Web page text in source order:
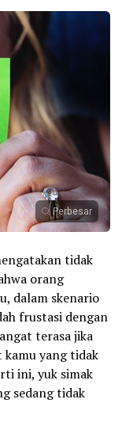
Perbesar
tidak
orang
dalam skenario
frustasi dengan
terasa jika
yang tidak
ini, yuk simak
sedang tidak